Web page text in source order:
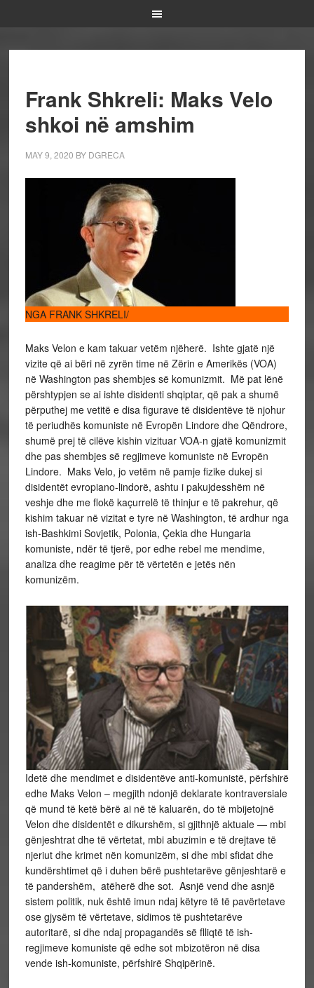
Frank Shkreli: Maks Velo
shkoi në amshim
MAY 9, 2020 BY DGRECA
NGA FRANK SHKRELI/
Maks Velon e kam takuar vetëm njëherë. Ishte gjatë një
vizite që ai bëri në zyrën time në Zërin e Amerikës (VOA)
në Washington pas shembjes së komunizmit. Më pat lënë
përshtypjen se ai ishte disidenti shqiptar, që pak a shumë
përputhej me vetitë e disa figurave të disidentëve të njohur
të periudhës komuniste në Evropën Lindore dhe Qëndrore,
shumë prej të cilëve kishin vizituar VOA-n gjatë komunizmit
dhe pas shembjes së regjimeve komuniste në Evropën
Lindore. Maks Velo, jo vetëm në pamje fizike dukej si
disidentët evropiano-lindorë, ashtu i pakujdesshëm në
veshje dhe me flokë kaçurrelë të thinjur e të pakrehur, që
kishim takuar në vizitat e tyre në Washington, të ardhur nga
ish-Bashkimi Sovjetik, Polonia, Çekia dhe Hungaria
komuniste, ndër të tjerë, por edhe rebel me mendime,
analiza dhe reagime për të vërtetën e jetës nën
komunizëm.
Idetë dhe mendimet e disidentëve anti-komunistë, përfshirë
edhe Maks Velon – megjith ndonjë deklarate kontraversiale
që mund të ketë bërë ai në të kaluarën, do të mbijetojnë
Velon dhe disidentët e dikurshëm, si gjithnjë aktuale — mbi
gënjeshtrat dhe të vërtetat, mbi abuzimin e të drejtave të
njeriut dhe krimet nën komunizëm, si dhe mbi sfidat dhe
kundërshtimet që i duhen bërë pushtetarëve gënjeshtarë e
të pandershëm, atëherë dhe sot. Asnjë vend dhe asnjë
sistem politik, nuk është imun ndaj këtyre të të pavërtetave
ose gjysëm të vërtetave, sidimos të pushtetarëve
autoritarë, si dhe ndaj propagandës së flliqtë të ish-
regjimeve komuniste që edhe sot mbizotëron në disa
vende ish-komuniste, përfshirë Shqipërinë.